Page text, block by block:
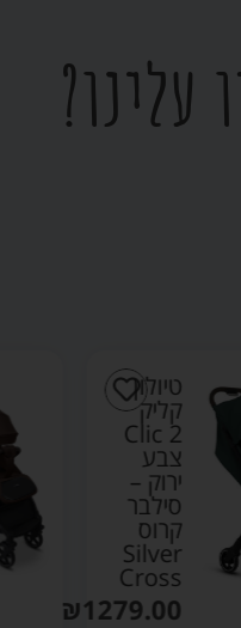
עלינו?
טיולון
קליק
Clic 2
צבע
ירוק –
סילבר
קרוס
Silver
Cross
₪1279.00